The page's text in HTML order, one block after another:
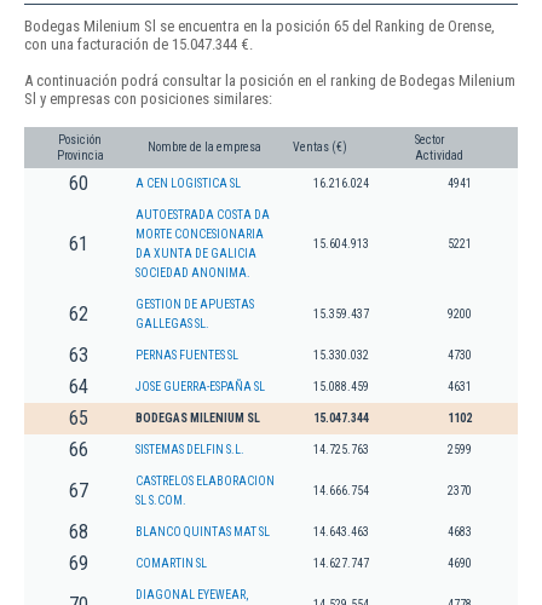
Bodegas Milenium Sl se encuentra en la posición 65 del Ranking de Orense,
con una facturación de 15.047.344 €.
A continuación podrá consultar la posición en el ranking de Bodegas Milenium
Sl y empresas con posiciones similares:
Posición
Provincia
Nombre de la empresa Ventas (€)
Sector
Actividad
60 A CEN LOGISTICA SL 16.216.024 4941
61
AUTOESTRADA COSTA DA
MORTE CONCESIONARIA
DA XUNTA DE GALICIA
SOCIEDAD ANONIMA.
15.604.913 5221
62
GESTION DE APUESTAS
GALLEGAS SL.
15.359.437 9200
63 PERNAS FUENTES SL 15.330.032 4730
64 JOSE GUERRA-ESPAÑA SL 15.088.459 4631
65 BODEGAS MILENIUM SL 15.047.344 1102
66 SISTEMAS DELFIN S.L. 14.725.763 2599
67
CASTRELOS ELABORACION
SL S.COM.
14.666.754 2370
68 BLANCO QUINTAS MAT SL 14.643.463 4683
69 COMARTIN SL 14.627.747 4690
DIAGONAL EYEWEAR,